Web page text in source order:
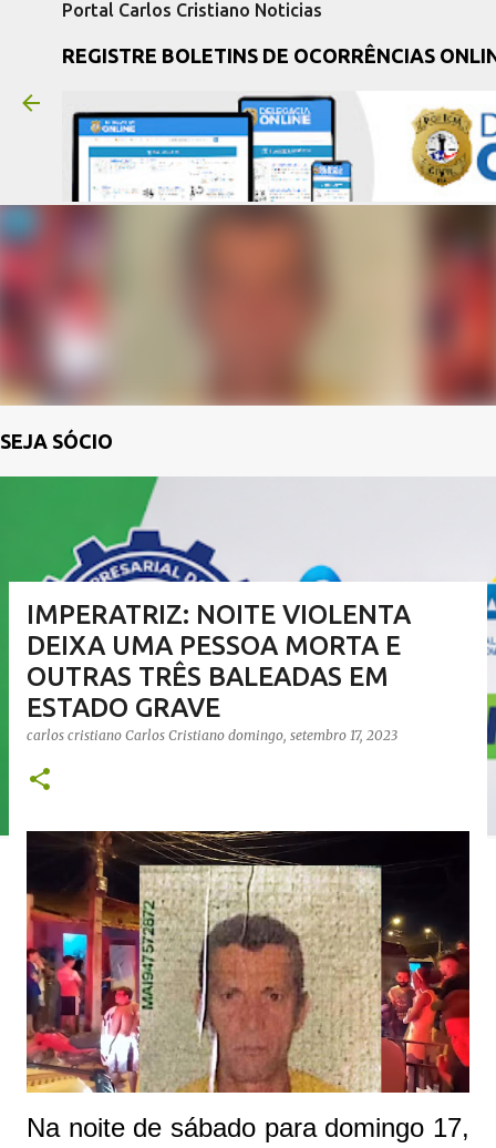
Portal Carlos Cristiano Noticias
REGISTRE BOLETINS DE OCORRÊNCIAS
SEJA SÓCIO
IMPERATRIZ: NOITE VIOLENTA
DEIXA UMA PESSOA MORTA E
OUTRAS TRÊS BALEADAS EM
ESTADO GRAVE
carlos cristiano Carlos Cristiano domingo, setembro 17, 2023
Na noite de sábado para domingo 17,